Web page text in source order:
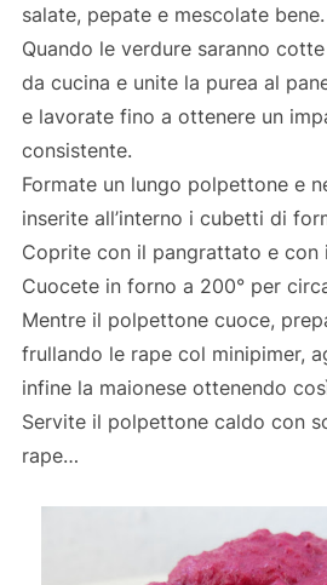
salate, pepate e mescolate bene.
Quando le verdure saranno
da cucina e unite la purea al
e lavorate fino a ottenere un
consistente.
Formate un lungo polpettone e
inserite all’interno i cubetti di
Coprite con il pangrattato e con
Cuocete in forno a 200° per
Mentre il polpettone cuoce,
frullando le rape col minipimer,
infine la maionese ottenendo
Servite il polpettone caldo con
rape…